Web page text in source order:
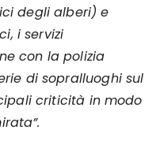
degli alberi) e
i servizi
con la polizia
di sopralluoghi sul
criticità in modo